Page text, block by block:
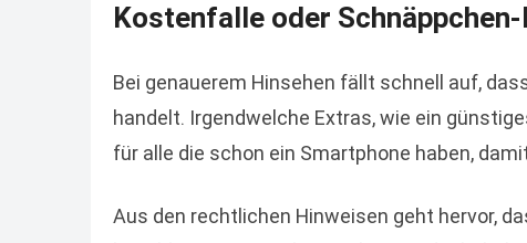
Kostenfalle oder Schnäppchen-
Bei genauerem Hinsehen fällt schnell auf,
handelt. Irgendwelche Extras, wie ein
für alle die schon ein Smartphone haben,
Aus den rechtlichen Hinweisen geht hervor,